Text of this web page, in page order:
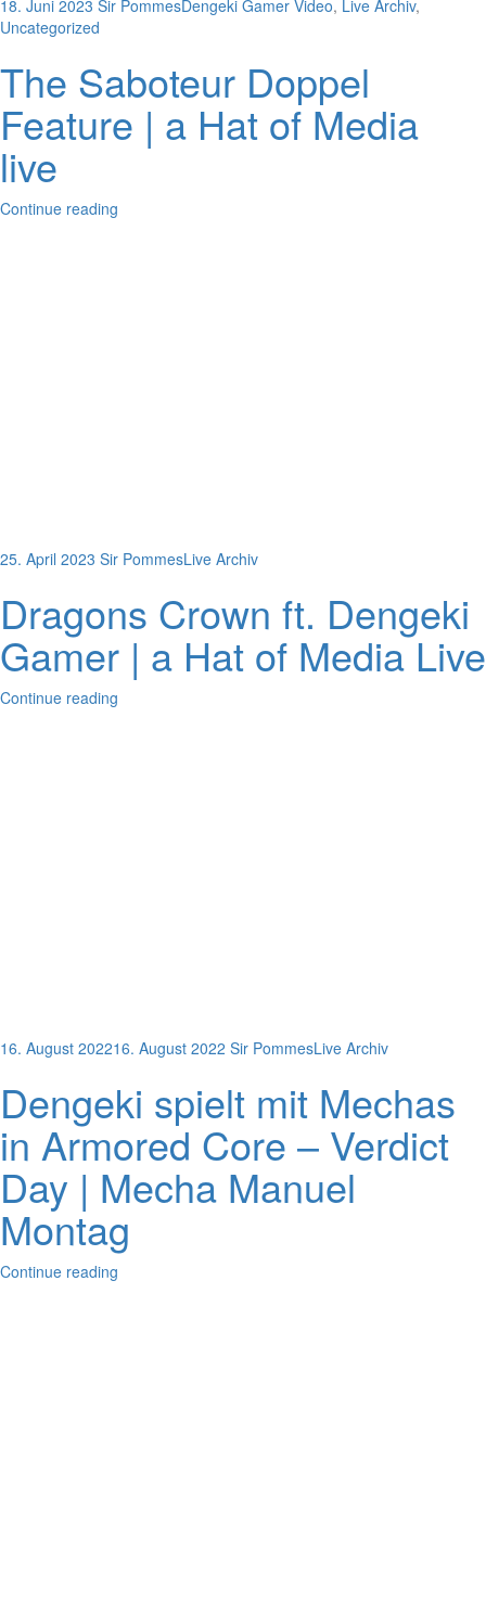
18. Juni 2023 Sir PommesDengeki Gamer Video, Live Archiv,
Uncategorized
The Saboteur Doppel
Feature | a Hat of Media
live
Continue reading
25. April 2023 Sir PommesLive Archiv
Dragons Crown ft. Dengeki
Gamer | a Hat of Media Live
Continue reading
16. August 202216. August 2022 Sir PommesLive Archiv
Dengeki spielt mit Mechas
in Armored Core – Verdict
Day | Mecha Manuel
Montag
Continue reading